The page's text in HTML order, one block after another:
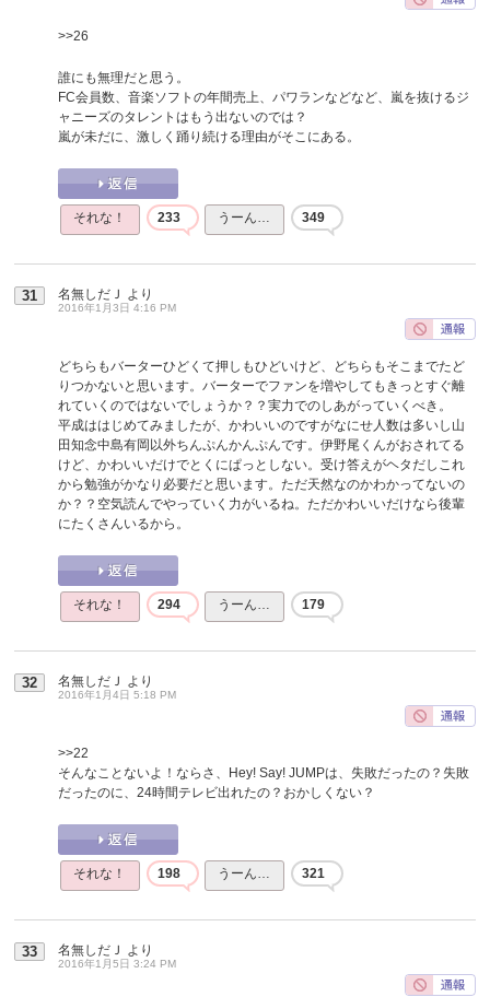
>>26
誰にも無理だと思う。
FC会員数、音楽ソフトの年間売上、パワランなどなど、嵐を抜けるジ
ャニーズのタレントはもう出ないのでは？
嵐が未だに、激しく踊り続ける理由がそこにある。
それな！ 233 うーん… 349
31 名無しだＪ より
2016年1月3日 4:16 PM
どちらもバーターひどくて押しもひどいけど、どちらもそこまでたど
りつかないと思います。バーターでファンを増やしてもきっとすぐ離
れていくのではないでしょうか？？実力でのしあがっていくべき。
平成ははじめてみましたが、かわいいのですがなにせ人数は多いし山
田知念中島有岡以外ちんぷんかんぷんです。伊野尾くんがおされてる
けど、かわいいだけでとくにぱっとしない。受け答えがヘタだしこれ
から勉強がかなり必要だと思います。ただ天然なのかわかってないの
か？？空気読んでやっていく力がいるね。ただかわいいだけなら後輩
にたくさんいるから。
それな！ 294 うーん… 179
32 名無しだＪ より
2016年1月4日 5:18 PM
>>22
そんなことないよ！ならさ、Hey! Say! JUMPは、失敗だったの？失敗
だったのに、24時間テレビ出れたの？おかしくない？
それな！ 198 うーん… 321
33 名無しだＪ より
2016年1月5日 3:24 PM